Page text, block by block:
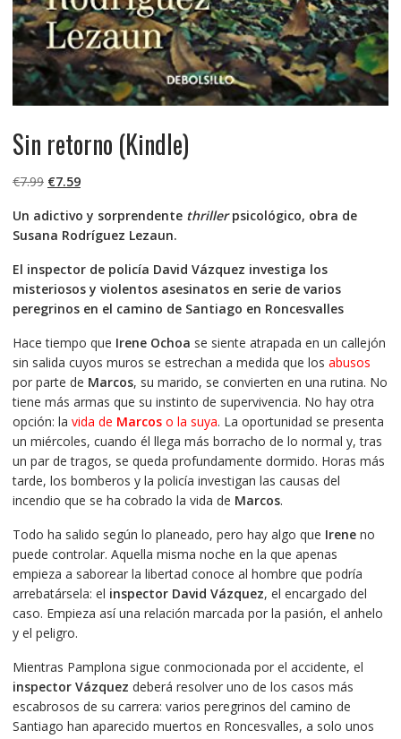
Sin retorno (Kindle)
€7.99 El
original
era:
€7.59El
actual
es:
Un adictivo y sorprendente thrillerpsicológico, obra de
Susana Rodríguez Lezaun.
El inspector de policía David Vázquez investiga los
misteriosos y violentos asesinatos en serie de varios
peregrinos en el camino de Santiago en Roncesvalles
Hace tiempo que Irene Ochoa se siente atrapada en un callejón
sin salida cuyos muros se estrechan a medida que los abusos
por parte de Marcos, su marido, se convierten en una rutina. No
tiene más armas que su instinto de supervivencia. No hay otra
opción: la vida de Marcoso la suya. La oportunidad se presenta
un miércoles, cuando él llega más borracho de lo normal y, tras
un par de tragos, se queda profundamente dormido. Horas más
tarde, los bomberos y la policía investigan las causas del
incendio que se ha cobrado la vida de Marcos.
Todo ha salido según lo planeado, pero hay algo que Ireneno
puede controlar. Aquella misma noche en la que apenas
empieza a saborear la libertad conoce al hombre que podría
arrebatársela: el inspector David Vázquez, el encargado del
caso. Empieza así una relación marcada por la pasión, el anhelo
y el peligro.
Mientras Pamplona sigue conmocionada por el accidente, el
inspector Vázquez deberá resolver uno de los casos más
escabrosos de su carrera: varios peregrinos del camino de
Santiago han aparecido muertos en Roncesvalles, a solo unos